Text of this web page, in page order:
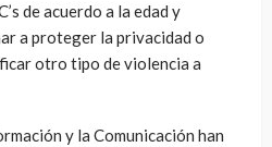
de acuerdo a la edad y
a proteger la privacidad o
otro tipo de violencia a
y la Comunicación han